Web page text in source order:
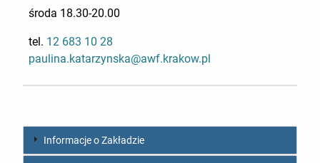
środa 18.30-20.00
tel. 12 683 10 28
paulina.katarzynska@awf.krakow.pl
Informacje o Zakładzie